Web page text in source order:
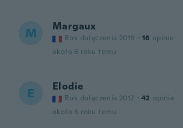
M Margaux
Rok dołączenia 2019 · 16 opinie
około 6 roku temu
E Elodie
Rok dołączenia 2017 · 42 opinie
około 6 roku temu